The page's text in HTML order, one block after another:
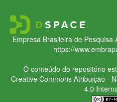
Empresa Brasileira de Pesquisa
https://
O conteúdo do repositório
Creative CommonsAtribuição -
4.0